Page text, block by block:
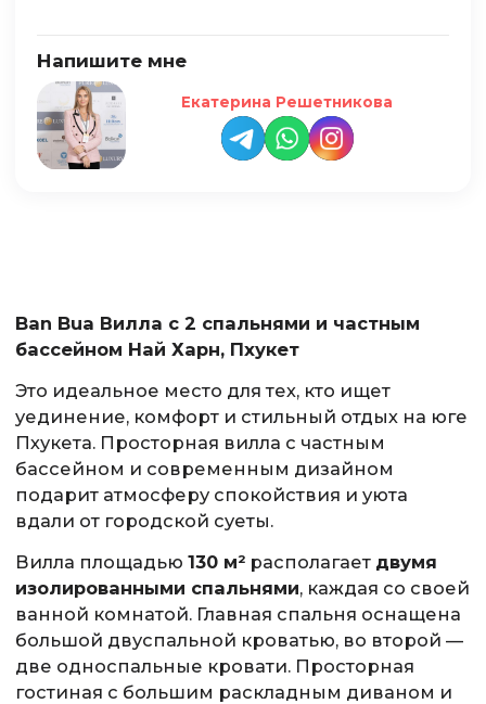
Напишите мне
Екатерина Решетникова
Ban Bua Вилла с 2 спальнями и частным
бассейном Най Харн, Пхукет
Это идеальное место для тех, кто ищет
уединение, комфорт и стильный отдых на юге
Пхукета. Просторная вилла с частным
бассейном и современным дизайном
подарит атмосферу спокойствия и уюта
вдали от городской суеты.
Вилла площадью 130 м²располагает двумя
изолированными спальнями, каждая со своей
ванной комнатой. Главная спальня оснащена
большой двуспальной кроватью, во второй —
две односпальные кровати. Просторная
гостиная с большим раскладным диваном и